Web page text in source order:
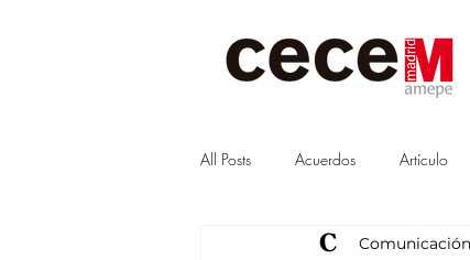
All Posts Acuerdos Artículo
junta Guías
Comunicación